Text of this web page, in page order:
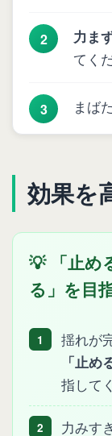
力ま
てく
まば
効果を
💡 「止め
る」を目
1
揺れが
「止め
指して
2 力みす